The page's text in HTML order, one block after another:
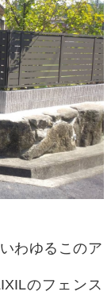
わゆるこのア
のフェンス